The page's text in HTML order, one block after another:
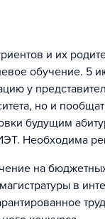
и их
обучение. 5
у
но и
будущим
Необходима
на
в